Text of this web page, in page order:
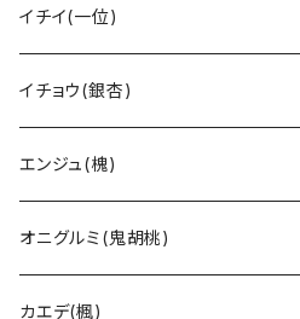
イチイ(一位)
イチョウ(銀杏)
エンジュ(槐)
オニグルミ(鬼胡桃)
カエデ(楓)